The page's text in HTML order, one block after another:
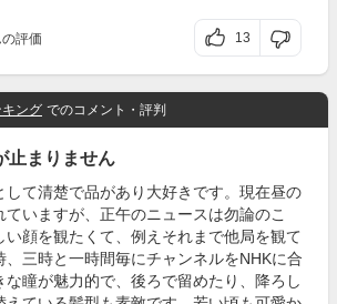
評価 13
ング でのコメント・評判
止まりません
して清楚で品があり大好きです。現在昼の
ていますが、正午のニュースは勿論のこ
い顔を観たくて、例えそれまで他局を観て
、三時と一時間毎にチャンネルをNHKに合
な瞳が魅力的で、後ろで留めたり、降ろし